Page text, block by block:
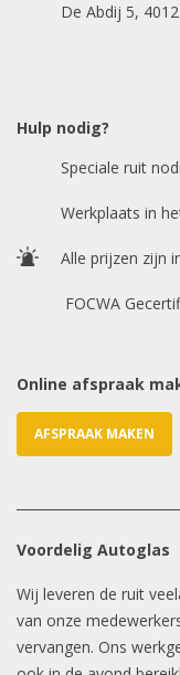
E-mailadres *
De Abdij 5,
Hulp nodig?
Speciale ruit
Werkplaats in
Alle prijzen zijn
FOCWA
Online afspraak
AFSPRAAK MAKEN
Voordelig Autoglas
Wij leveren de ruit
van onze
vervangen. Ons